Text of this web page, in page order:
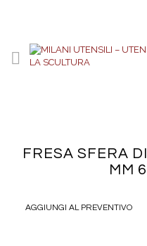
FRESA SFERA
MM
AGGIUNGI AL PREVENTIVO